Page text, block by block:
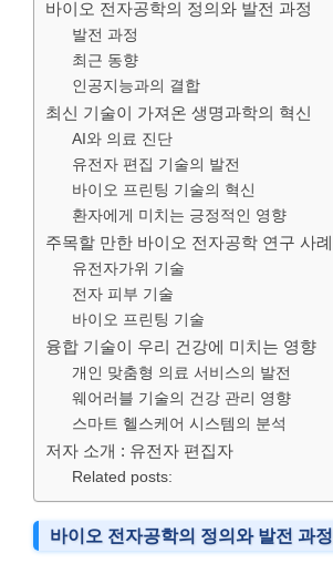
바이오 전자공학의 정의와 발전 과정
발전 과정
최근 동향
인공지능과의 결합
최신 기술이 가져온 생명과학의 혁신
AI와 의료 진단
유전자 편집 기술의 발전
바이오 프린팅 기술의 혁신
환자에게 미치는 긍정적인 영향
주목할 만한 바이오 전자공학 연구 사례
유전자가위 기술
전자 피부 기술
바이오 프린팅 기술
융합 기술이 우리 건강에 미치는 영향
개인 맞춤형 의료 서비스의 발전
웨어러블 기술의 건강 관리 영향
스마트 헬스케어 시스템의 분석
저자 소개 : 유전자 편집자
Related posts:
바이오 전자공학의 정의와 발전 과정